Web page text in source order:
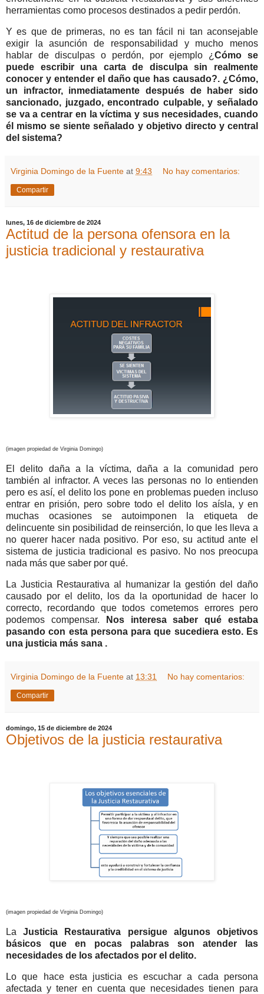
herramientas como procesos destinados a pedir perdón.
Y es que de primeras, no es tan fácil ni tan aconsejable
exigir la asunción de responsabilidad y mucho menos
hablar de disculpas o perdón, por ejemplo ¿ Cómo se
puede escribir una carta de disculpa sin realmente
conocer y entender el daño que has causado?. ¿Cómo,
un infractor, inmediatamente después de haber sido
sancionado, juzgado, encontrado culpable, y señalado
se va a centrar en la víctima y sus necesidades, cuando
él mismo se siente señalado y objetivo directo y central
del sistema?
Virginia Domingo de la Fuente at 9:43 No hay comentarios:
Compartir
lunes, 16 de diciembre de 2024
Actitud de la persona ofensora en la
justicia tradicional y restaurativa
(imagen propiedad de Virginia Domingo)
El delito daña a la víctima, daña a la comunidad pero
también al infractor. A veces las personas no lo entienden
pero es así, el delito los pone en problemas pueden incluso
entrar en prisión, pero sobre todo el delito los aísla, y en
muchas ocasiones se autoimponen la etiqueta de
delincuente sin posibilidad de reinserción, lo que les lleva a
no querer hacer nada positivo. Por eso, su actitud ante el
sistema de justicia tradicional es pasivo. No nos preocupa
nada más que saber por qué.
La Justicia Restaurativa al humanizar la gestión del daño
causado por el delito, los da la oportunidad de hacer lo
correcto, recordando que todos cometemos errores pero
podemos compensar. Nos interesa saber qué estaba
pasando con esta persona para que sucediera esto. Es
una justicia más sana .
Virginia Domingo de la Fuente at 13:31 No hay comentarios:
Compartir
domingo, 15 de diciembre de 2024
Objetivos de la justicia restaurativa
(imagen propiedad de Virginia Domingo)
LaJusticia Restaurativa persigue algunos objetivos
básicos que en pocas palabras son atender las
necesidades de los afectados por el delito.
Lo que hace esta justicia es escuchar a cada persona
afectada y tener en cuenta que necesidades tienen para